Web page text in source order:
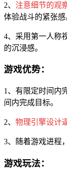
2、 注意细节的观
体验战斗的紧张感
4、采用第一人称
的沉浸感。
游戏优势：
1、有限定时间内
间内完成目标。
2、 物理引擎设计
3、随着游戏进程
游戏玩法：